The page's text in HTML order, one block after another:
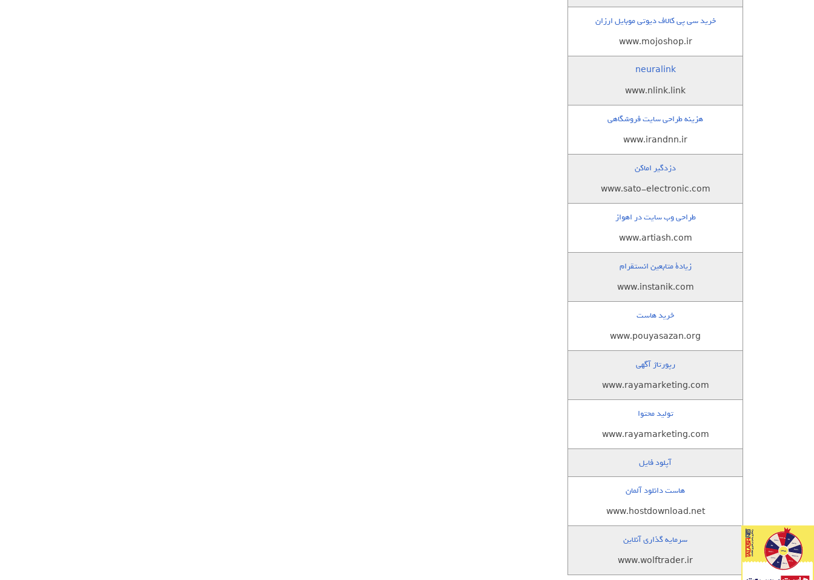
خرید سی پی کالاف دیوتی موبایل ارزان
www.mojoshop.ir
neuralink
www.nlink.link
هزینه طراحی سایت فروشگاهی
www.irandnn.ir
دزدگیر اماکن
www.sato-electronic.com
طراحی وب سایت در اهواز
www.artiash.com
زيادة متابعين انستقرام
www.instanik.com
خرید هاست
www.pouyasazan.org
رپورتاژ آگهی
www.rayamarketing.com
تولید محتوا
www.rayamarketing.com
آپلود فایل
هاست دانلود آلمان
www.hostdownload.net
سرمایه گذاری آنلاین
www.wolftrader.ir